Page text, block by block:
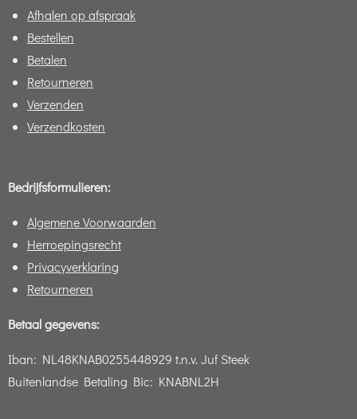
Afhalen op afspraak
Bestellen
Betalen
Retourneren
Verzenden
Verzendkosten
Bedrijfsformulieren:
Algemene Voorwaarden
Herroepingsrecht
Privacyverklaring
Retourneren
Betaal gegevens:
Iban: NL48KNAB0255448929 t.n.v. Juf Steek
Buitenlandse Betaling Bic: KNABNL2H